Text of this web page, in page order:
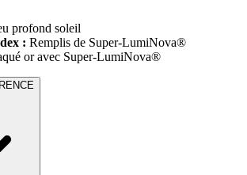
profond soleil
: Remplis de Super-LumiNova®
or avec Super-LumiNova®